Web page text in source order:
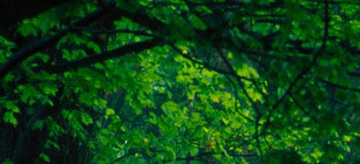
15. hét
Mint akit elvarázsoltak, megérzem
A szellem működését a kozmikus
Mely az érzéketlenségbe
Burkolta saját lényem,
Hogy olyan erőt adjon nekem,
Mely önmagától adódni képtelen:
Saját behatárolt Énem.
16. hét